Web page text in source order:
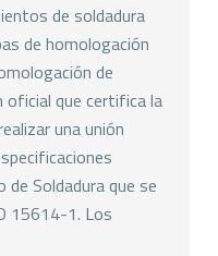
de soldadura
de homologación
de
oficial que certifica la
una unión
Soldadura que se
15614-1. Los